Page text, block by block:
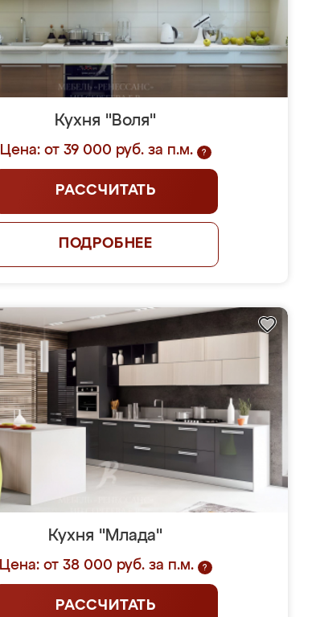
Кухня "Воля"
Цена: от 39 000 руб. за п.м. ?
РАССЧИТАТЬ
ПОДРОБНЕЕ
Кухня "Млада"
Цена: от 38 000 руб. за п.м. ?
РАССЧИТАТЬ